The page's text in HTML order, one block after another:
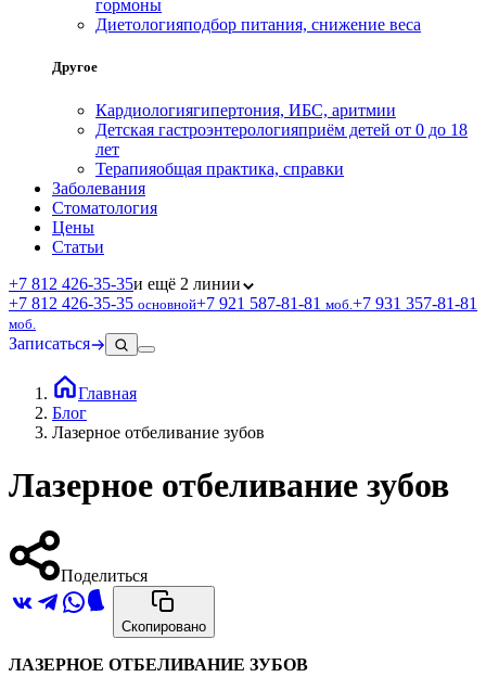
гормоны
Диетологияподбор питания, снижение веса
Другое
Кардиологиягипертония, ИБС, аритмии
Детская гастроэнтерологияприём детей от 0 до 18
лет
Терапияобщая практика, справки
Заболевания
Стоматология
Цены
Статьи
+7 812 426‑35‑35и ещё 2 линии
+7 812 426‑35‑35 основной+7 921 587‑81‑81 моб. +7 931 357‑81‑81
моб.
Записаться
Главная
Блог
Лазерное отбеливание зубов
Лазерное отбеливание зубов
Поделиться
Скопировано
ЛАЗЕРНОЕ ОТБЕЛИВАНИЕ ЗУБОВ